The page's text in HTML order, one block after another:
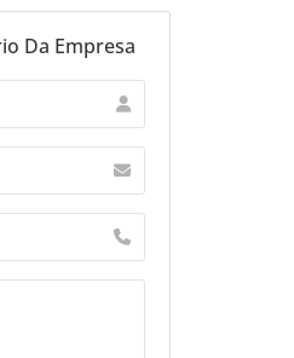
Da Empresa